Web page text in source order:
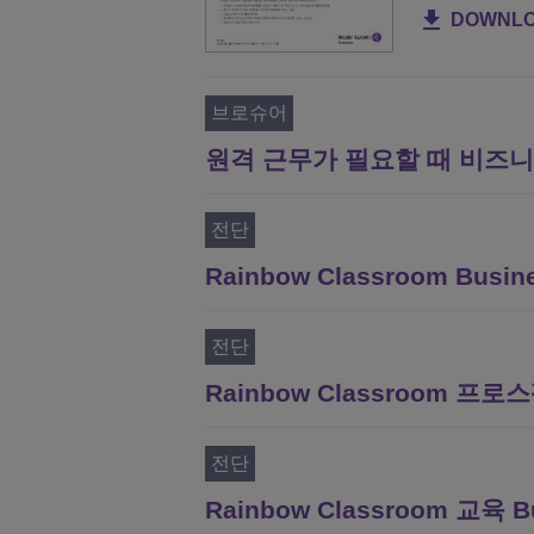
브로슈어
원격 근무가 필요할 때 비즈
전단
Rainbow Classroom
전단
Rainbow Classroom 프로스
전단
Rainbow Classroom 교육